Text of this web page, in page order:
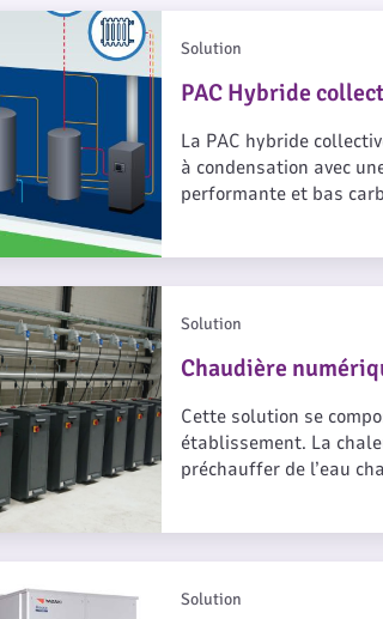
PAC Hybride
Solution
La PAC hybride
à condensation avec
performante et bas
Chaudière
Solution
Cette solution se
établissement. La
préchauffer de l’eau
Tertiaire
Solution